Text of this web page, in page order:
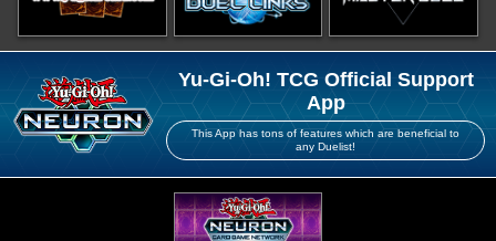
Yu-Gi-Oh! TCG Official Support
App
This App has tons of features which are beneficial to
any Duelist!